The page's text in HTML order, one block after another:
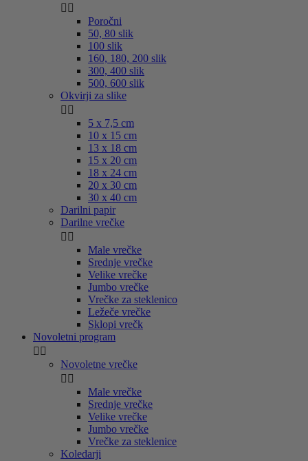
 
Poročni
50, 80 slik
100 slik
160, 180, 200 slik
300, 400 slik
500, 600 slik
Okvirji za slike
 
5 x 7,5 cm
10 x 15 cm
13 x 18 cm
15 x 20 cm
18 x 24 cm
20 x 30 cm
30 x 40 cm
Darilni papir
Darilne vrečke
 
Male vrečke
Srednje vrečke
Velike vrečke
Jumbo vrečke
Vrečke za steklenico
Ležeče vrečke
Sklopi vrečk
Novoletni program
 
Novoletne vrečke
 
Male vrečke
Srednje vrečke
Velike vrečke
Jumbo vrečke
Vrečke za steklenice
Koledarji